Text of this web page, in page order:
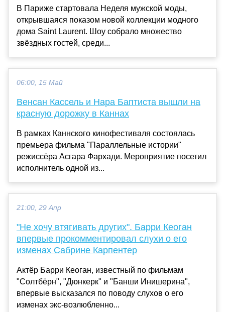
В Париже стартовала Неделя мужской моды,
открывшаяся показом новой коллекции модного
дома Saint Laurent. Шоу собрало множество
звёздных гостей, среди...
06:00, 15 Май
Венсан Кассель и Нара Баптиста вышли на
красную дорожку в Каннах
В рамках Каннского кинофестиваля состоялась
премьера фильма "Параллельные истории"
режиссёра Асгара Фархади. Мероприятие посетил
исполнитель одной из...
21:00, 29 Апр
"Не хочу втягивать других". Барри Кеоган
впервые прокомментировал слухи о его
изменах Сабрине Карпентер
Актёр Барри Кеоган, известный по фильмам
"Солтбёрн", "Дюнкерк" и "Банши Инишерина",
впервые высказался по поводу слухов о его
изменах экс-возлюбленно...